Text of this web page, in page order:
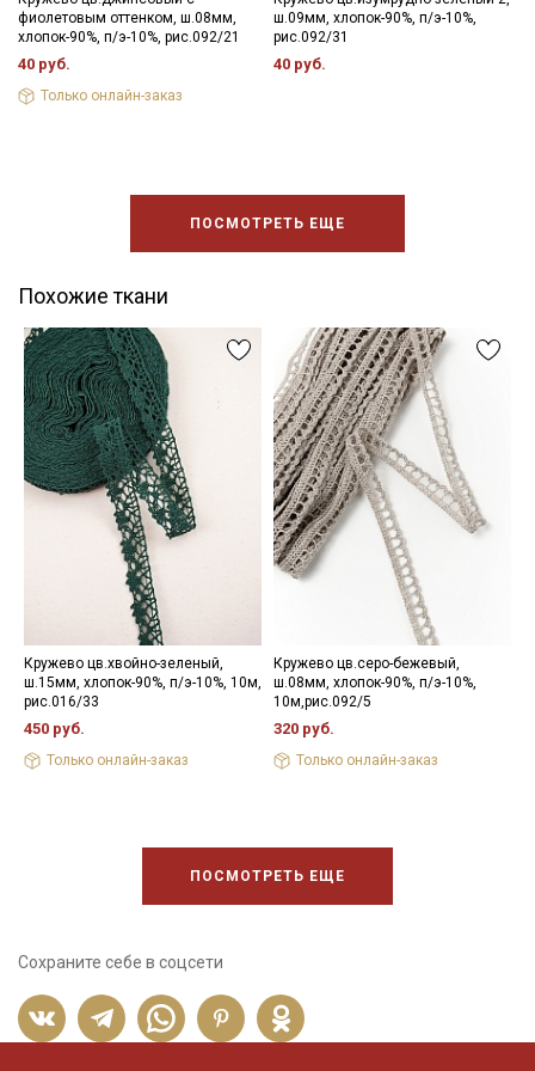
фиолетовым оттенком, ш.08мм,
хлопок-90%, п/э-10%, рис.092/21
40 руб.
Только онлайн-заказ
ш.09мм, хлопок-90%, п/э-10%,
рис.092/31
40 руб.
ПОСМОТРЕТЬ ЕЩЕ
Похожие ткани
Кружево цв.хвойно-зеленый,
ш.15мм, хлопок-90%, п/э-10%, 10м,
рис.016/33
450 руб.
Только онлайн-заказ
Кружево цв.серо-бежевый,
ш.08мм, хлопок-90%, п/э-10%,
10м,рис.092/5
320 руб.
Только онлайн-заказ
ПОСМОТРЕТЬ ЕЩЕ
Сохраните себе в соцсети